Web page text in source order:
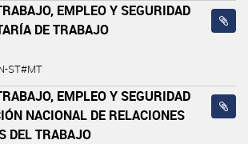
EMPLEO Y SEGURIDAD
DE TRABAJO
ST#MT
EMPLEO Y SEGURIDAD
NACIONAL DE RELACIONES
DEL TRABAJO